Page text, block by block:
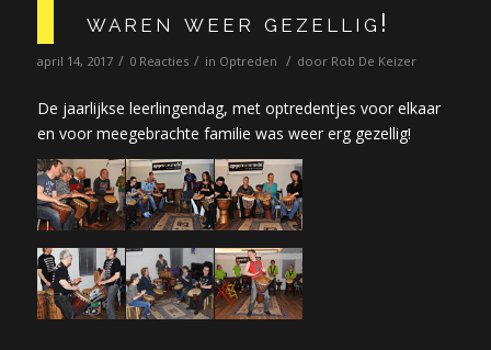
waren weer gezellig!
april 14, 2017 / 0 Reacties / in Optreden / door Rob De Keizer
De jaarlijkse leerlingendag, met optredentjes voor elkaar
en voor meegebrachte familie was weer erg gezellig!